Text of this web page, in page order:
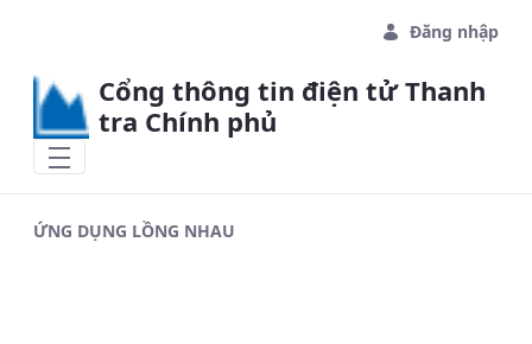
Đăng nhập
Cổng thông tin điện tử Thanh
tra Chính phủ
ỨNG DỤNG LỒNG NHAU